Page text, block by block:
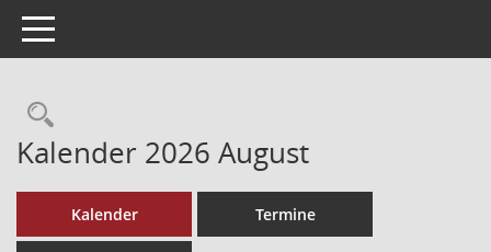
Toggle navigation
Kalender 2026 August
Kalender Termine